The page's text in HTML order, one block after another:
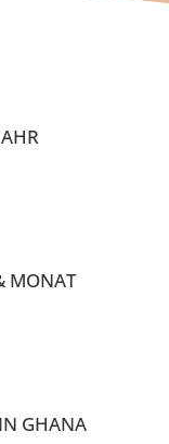
MONAT
GHANA